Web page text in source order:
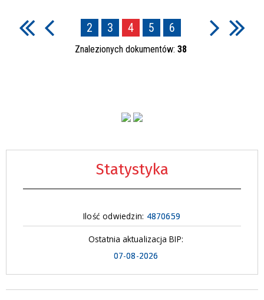
Statystyka
Ilość odwiedzin: 4870659
Ostatnia aktualizacja BIP:
07-08-2026
2 3 4 5 6
Znalezionych dokumentów: 38